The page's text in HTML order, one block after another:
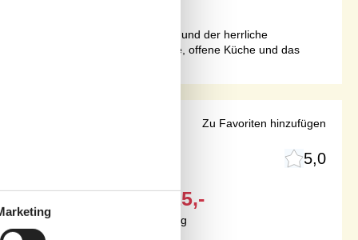
Wasser! Die fantastische Lage und der herrliche
möchten. Betreten Sie die helle, offene Küche und das
5,0
Ab EUR 815,-
Inkl. Endreinigung
Zu Favoriten hinzufügen